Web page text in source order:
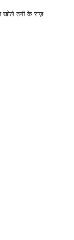
खोले ठगी के राज़